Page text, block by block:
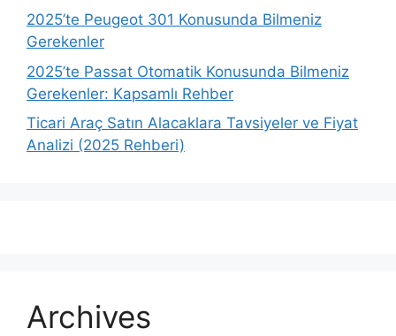
2025’te Peugeot 301 Konusunda Bilmeniz
Gerekenler
2025’te Passat Otomatik Konusunda Bilmeniz
Gerekenler: Kapsamlı Rehber
Ticari Araç Satın Alacaklara Tavsiyeler ve Fiyat
Analizi (2025 Rehberi)
Archives